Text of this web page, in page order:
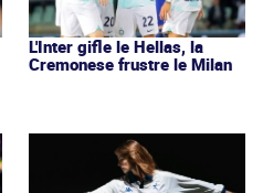
L'Inter gifle le Hellas, la
Cremonese frustre le Milan